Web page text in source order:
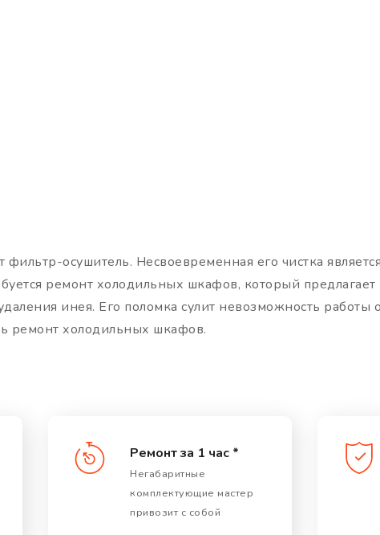
осушитель. Несвоевременная его чистка
ремонт холодильных шкафов, который
инея. Его поломка сулит невозможность
ремонт холодильных шкафов.
Ремонт за 1 час *
Негабаритные
комплектующие мастер
привозит с собой